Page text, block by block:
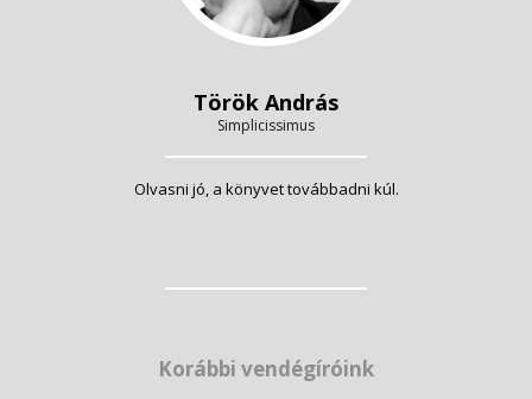
Török András
Simplicissimus
Olvasni jó, a könyvet továbbadni kúl.
Korábbi vendégíróink